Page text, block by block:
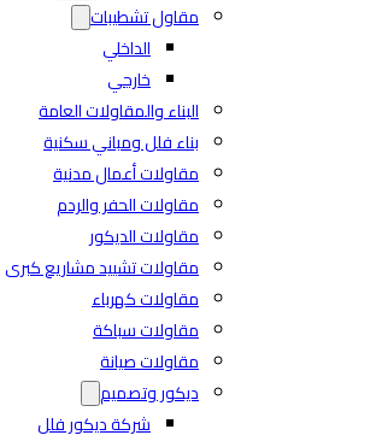
مقاول تشطيبات
الداخلي
خارجي
البناء والمقاولات العامة
بناء فلل ومباني سكنية
مقاولات أعمال مدنية
مقاولات الحفر والردم
مقاولات الديكور
مقاولات تشييد مشاريع كبرى
مقاولات كهرباء
مقاولات سباكة
مقاولات صيانة
ديكور وتصميم
شركة ديكور فلل